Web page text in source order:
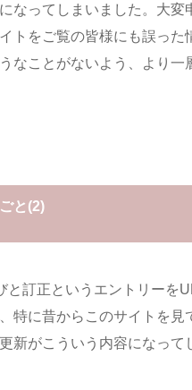
なってしまいました。大変
トをご覧の皆様にも誤っ
なことがないよう、より一
と(2)
と訂正というエントリーを
特に昔からこのサイトを
新がこういう内容になって